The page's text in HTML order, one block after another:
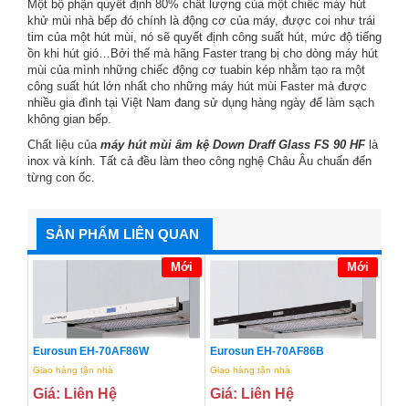
Một bộ phận quyết định 80% chất lượng của một chiếc máy hút
khử mùi nhà bếp đó chính là động cơ của máy, được coi như trái
tim của một hút mùi, nó sẽ quyết định công suất hút, mức độ tiếng
ồn khi hút gió…Bởi thế mà hãng Faster trang bị cho dòng máy hút
mùi của mình những chiếc động cơ tuabin kép nhằm tạo ra một
công suất hút lớn nhất cho những máy hút mùi Faster mà được
nhiều gia đình tại Việt Nam đang sử dụng hàng ngày để làm sạch
không gian bếp.
Chất liệu của máy hút mùi âm kệ Down Draff Glass FS 90 HF là
inox và kính. Tất cả đều làm theo công nghệ Châu Âu chuẩn đến
từng con ốc.
SẢN PHẨM LIÊN QUAN
Mới
Eurosun EH-70AF86W
Giao hàng tận nhà
Giá: Liên Hệ
Mới
Eurosun EH-70AF86B
Giao hàng tận nhà
Giá: Liên Hệ